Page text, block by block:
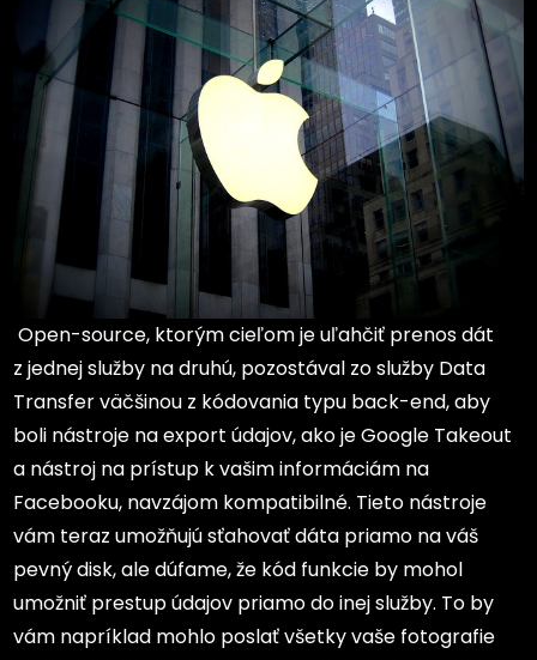
Open-source, ktorým cieľom je uľahčiť prenos dát
z jednej služby na druhú, pozostával zo služby Data
Transfer väčšinou z kódovania typu back-end, aby
boli nástroje na export údajov, ako je Google Takeout
a nástroj na prístup k vašim informáciám na
Facebooku, navzájom kompatibilné. Tieto nástroje
vám teraz umožňujú sťahovať dáta priamo na váš
pevný disk, ale dúfame, že kód funkcie by mohol
umožniť prestup údajov priamo do inej služby. To by
vám napríklad mohlo poslať všetky vaše fotografie